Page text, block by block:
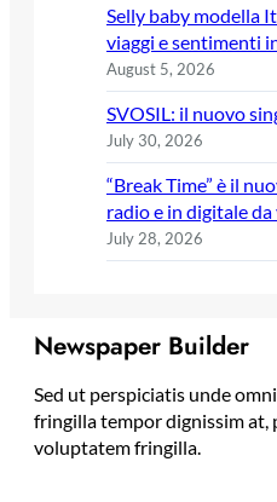
Selly baby modella
viaggi e sentimenti
August 5, 2026
SVOSIL: il nuovo
July 30, 2026
“Break Time” è il
radio e in digitale
July 28, 2026
Newspaper Builder
Sed ut perspiciatis unde
fringilla tempor dignissim at,
voluptatem fringilla.